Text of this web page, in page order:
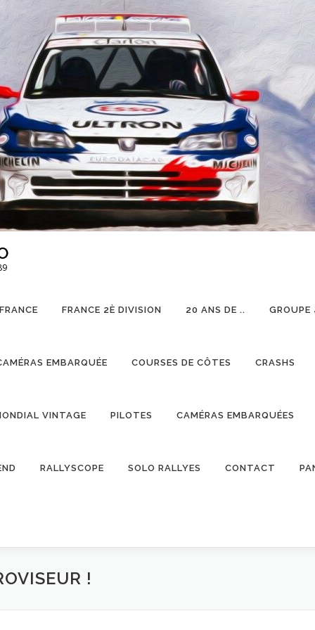
FRANCE 2È DIVISION 20 ANS DE .. GROUPE
EMBARQUÉE COURSES DE CÔTES CRASHS
VINTAGE PILOTES CAMÉRAS EMBARQUÉES
RALLYSCOPE SOLO RALLYES CONTACT
!